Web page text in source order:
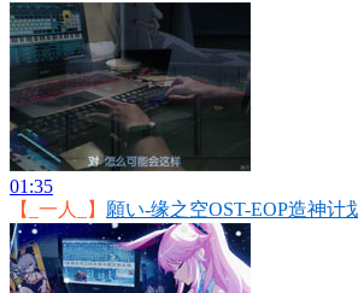
01:35
【_一人_】 願い-缘之空OST-EOP造神计